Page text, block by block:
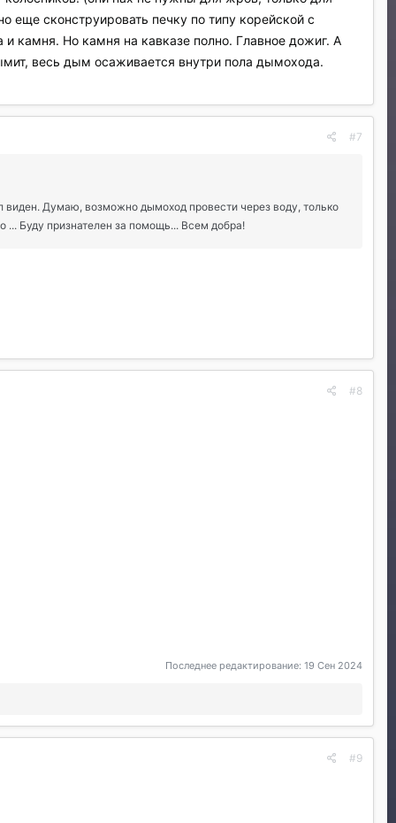
еще сконструировать печку по типу корейской с
камня. Но камня на кавказе полно. Главное дожиг. А
весь дым осаживается внутри пола дымохода.
#7
виден. Думаю, возможно дымоход провести через воду, только
... Буду признателен за помощь... Всем добра!
#8
Последнее редактирование: 19 Сен 2024
#9